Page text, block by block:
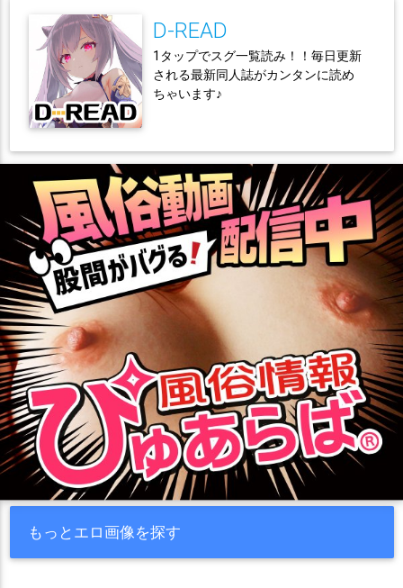
D-READ
1タップでスグ一覧読み！！毎日更新
される最新同人誌がカンタンに読め
ちゃいます♪
もっとエロ画像を探す